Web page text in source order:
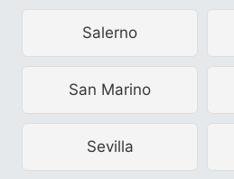
Salerno
San Marino
Sevilla